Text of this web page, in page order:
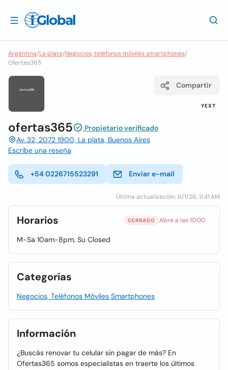
Argentina/La plata/Negocios, teléfonos móviles smartphones/
Ofertas365
YEXT
Compartir
ofertas365
Propietario verificado
Av. 32, 2072 1900, La plata, Buenos Aires
Escribe una reseña
+54 0226715523291 Enviar e-mail
Última actualización: 6/1/26, 11:41 AM
Horarios CERRADO Abre a las 10:00
M-Sa 10am-8pm, Su Closed
Categorías
Negocios, Teléfonos Móviles Smartphones
Información
¿Buscás renovar tu celular sin pagar de más? En
Ofertas365 somos especialistas en traerte los últimos